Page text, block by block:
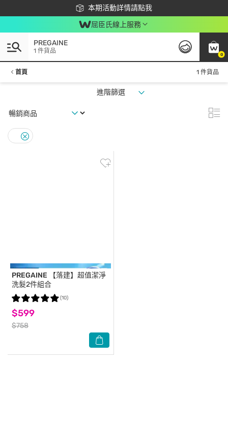
本期活動詳情請點我
下載app最高回饋$350
屈臣氏線上服務
0
PREGAINE
1 件貨品
首頁 1 件貨品
進階篩選
PREGAINE 【落建】超值潔淨
洗髮2件組合
$599
$758
(10)